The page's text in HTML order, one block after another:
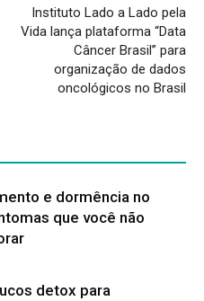
Instituto Lado a Lado pela
Vida lança plataforma “Data
Câncer Brasil” para
organização de dados
oncológicos no Brasil
e dormência no
que você não
detox para